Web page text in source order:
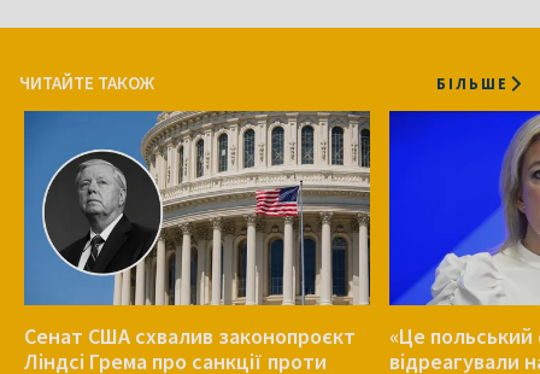
ЧИТАЙТЕ ТАКОЖ БІЛЬШЕ
Сенат США схвалив законопроєкт
Ліндсі Грема про санкції проти
«Це польський
відреагували